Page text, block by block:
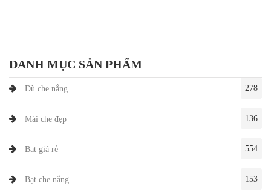
DANH MỤC SẢN PHẨM
Dù che nắng 278
Mái che đẹp 136
Bạt giá rẻ 554
Bạt che nắng 153